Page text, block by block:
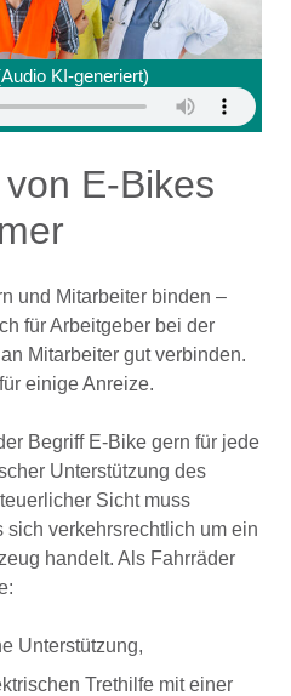
KI-generiert)
E-Bikes
und Mitarbeiter binden –
für Arbeitgeber bei der
Mitarbeiter gut verbinden.
einige Anreize.
Begriff E-Bike gern für jede
Unterstützung des
Sicht muss
sich verkehrsrechtlich um ein
handelt. Als Fahrräder
Unterstützung,
Trethilfe mit einer